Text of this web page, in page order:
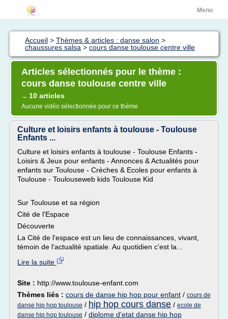
Menu
Accueil > Thèmes & articles : danse salon >
chaussures salsa > cours danse toulouse centre ville
Articles sélectionnés pour le thème :
cours danse toulouse centre ville
→ 10 articles
Aucune vidéo sélectionnée pour ce thème
Culture et loisirs enfants à toulouse - Toulouse
Enfants ...
Culture et loisirs enfants à toulouse - Toulouse Enfants -
Loisirs & Jeux pour enfants - Annonces & Actualités pour
enfants sur Toulouse - Crèches & Ecoles pour enfants à
Toulouse - Toulouseweb kids Toulouse Kid
Sur Toulouse et sa région
Cité de l'Espace
Découverte
La Cité de l'espace est un lieu de connaissances, vivant,
témoin de l'actualité spatiale. Au quotidien c'est la...
Lire la suite
Site : http://www.toulouse-enfant.com
Thèmes liés : cours de danse hip hop pour enfant / cours de
danse hip hop toulouse / hip hop cours danse / ecole de
danse hip hop toulouse / diplome d'etat danse hip hop